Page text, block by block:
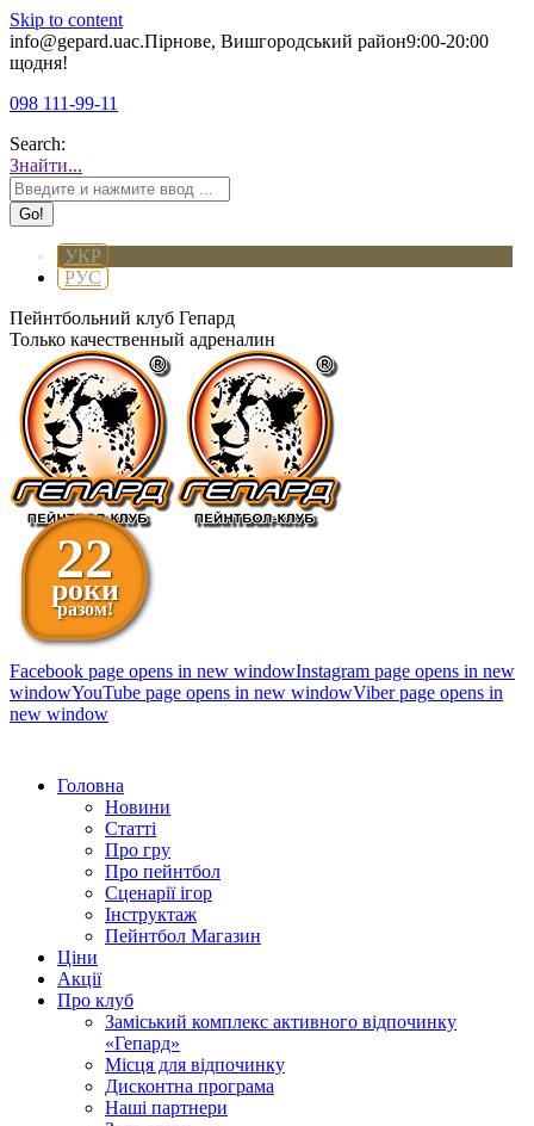
Skip to content
info@gepard.uaс.Пірнове, Вишгородський район9:00-20:00
щодня!
098 111-99-11
Search:
Знайти...
УКР
РУС
Пейнтбольний клуб Гепард
Только качественный адреналин
22
роки
разом!
Facebook page opens in new windowInstagram page opens in new
windowYouTube page opens in new windowViber page opens in
new window
Головна
Новини
Статті
Про гру
Про пейнтбол
Сценарії ігор
Інструктаж
Пейнтбол Магазин
Ціни
Акції
Про клуб
Заміський комплекс активного відпочинку
«Гепард»
Місця для відпочинку
Дисконтна програма
Наші партнери